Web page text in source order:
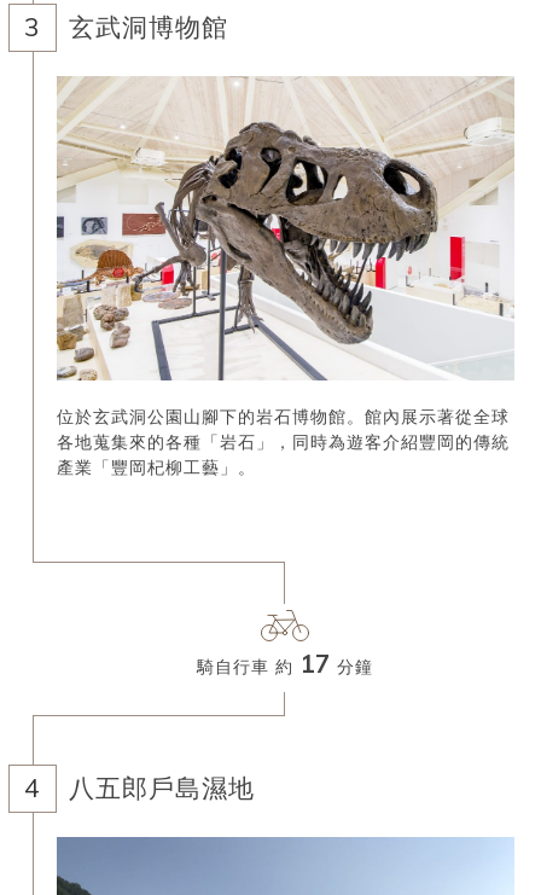
玄武洞博物館
位於玄武洞公園山腳下的岩石博物館。館內展示著從全球
各地蒐集來的各種「岩石」，同時為遊客介紹豐岡的傳統
產業「豐岡杞柳工藝」。
騎自行車 約 17 分鐘
八五郎戶島濕地